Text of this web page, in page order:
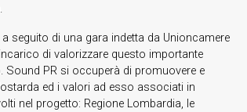
seguito di una gara indetta da Unioncamere
di valorizzare questo importante
PR si occuperà di promuovere e
ed i valori ad esso associati in
nel progetto: Regione Lombardia, le